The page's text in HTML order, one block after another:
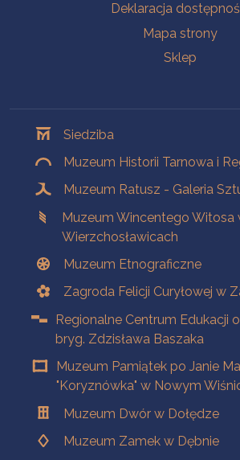
Deklaracja
Mapa strony
Sklep
Siedziba
Muzeum Historii Tarnowa i
Muzeum Ratusz - Galeria
Muzeum Wincentego Witosa
Wierzchosławicach
Muzeum Etnograficzne
Zagroda Felicji Curyłowej w
Regionalne Centrum Edukacji
bryg. Zdzisława Baszaka
Muzeum Pamiątek po Janie
"Koryznówka" w Nowym
Muzeum Dwór w Dołędze
Muzeum Zamek w Dębnie